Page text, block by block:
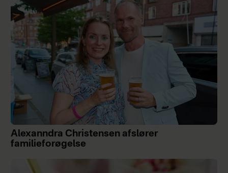
Alexanndra Christensen afslører
familieforøgelse